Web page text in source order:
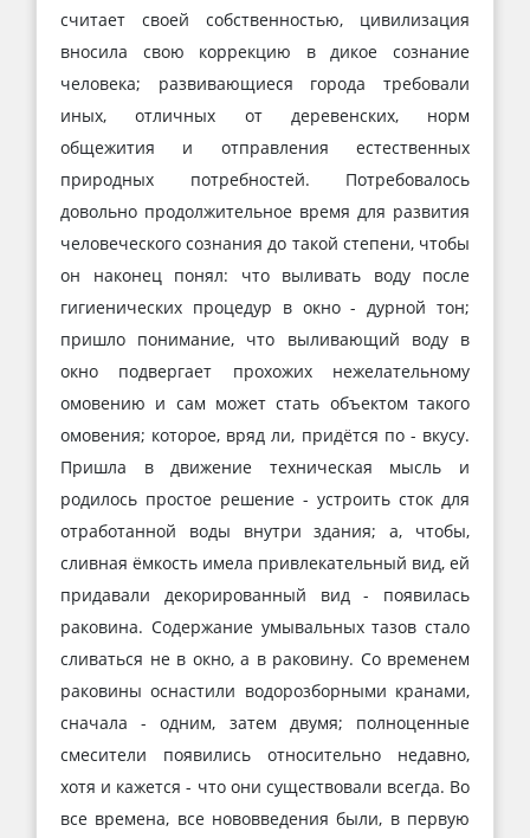
считает своей собственностью, цивилизация
вносила свою коррекцию в дикое сознание
человека; развивающиеся города требовали
иных, отличных от деревенских, норм
общежития и отправления естественных
природных потребностей. Потребовалось
довольно продолжительное время для развития
человеческого сознания до такой степени, чтобы
он наконец понял: что выливать воду после
гигиенических процедур в окно - дурной тон;
пришло понимание, что выливающий воду в
окно подвергает прохожих нежелательному
омовению и сам может стать объектом такого
омовения; которое, вряд ли, придётся по - вкусу.
Пришла в движение техническая мысль и
родилось простое решение - устроить сток для
отработанной воды внутри здания; а, чтобы,
сливная ёмкость имела привлекательный вид, ей
придавали декорированный вид - появилась
раковина. Содержание умывальных тазов стало
сливаться не в окно, а в раковину. Со временем
раковины оснастили водорозборными кранами,
сначала - одним, затем двумя; полноценные
смесители появились относительно недавно,
хотя и кажется - что они существовали всегда. Во
все времена, все нововведения были, в первую